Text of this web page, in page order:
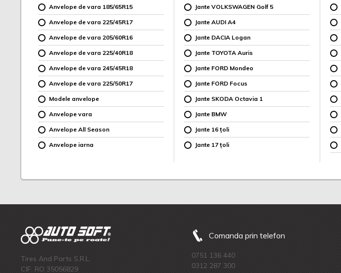
Anvelope de vara 185/65R15
Anvelope de vara 225/45R17
Anvelope de vara 205/60R16
Anvelope de vara 225/40R18
Anvelope de vara 245/45R18
Anvelope de vara 225/50R17
Modele anvelope
Anvelope vara
Anvelope All Season
Anvelope iarna
Jante VOLKSWAGEN Golf 5
Jante AUDI A4
Jante DACIA Logan
Jante TOYOTA Auris
Jante FORD Mondeo
Jante FORD Focus
Jante SKODA Octavia 1
Jante BMW
Jante 16 țoli
Jante 17 țoli
Tires And Parts S.R.L.
CIF: RO 35056829
Comanda prin telefon
0751 136 440
0312 287 300